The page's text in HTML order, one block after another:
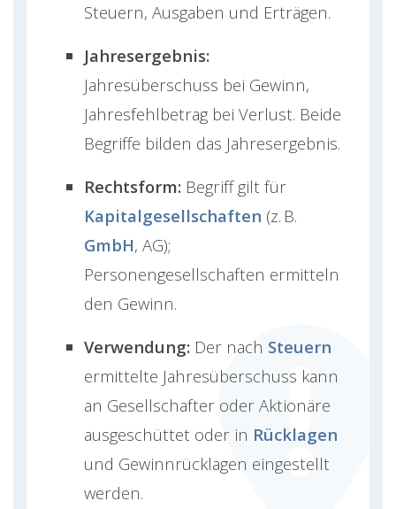
Steuern, Ausgaben und Erträgen.
Jahresergebnis:
Jahresüberschuss bei Gewinn,
Jahresfehlbetrag bei Verlust. Beide
Begriffe bilden das Jahresergebnis.
Rechtsform: Begriff gilt für
Kapitalgesellschaften (z. B.
GmbH, AG);
Personengesellschaften ermitteln
den Gewinn.
Verwendung: Der nach Steuern
ermittelte Jahresüberschuss kann
an Gesellschafter oder Aktionäre
ausgeschüttet oder in Rücklagen
und Gewinnrücklagen eingestellt
werden.